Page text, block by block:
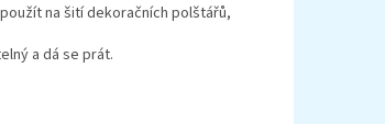
na šití dekoračních polštářů,
a dá se prát.